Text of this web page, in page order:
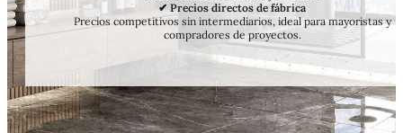
✔ Precios directos de fábrica
Precios competitivos sin intermediarios, ideal para mayoristas y
compradores de proyectos.